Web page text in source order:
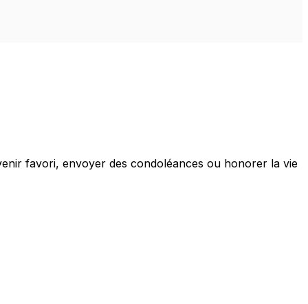
favori, envoyer des condoléances ou honorer la vie